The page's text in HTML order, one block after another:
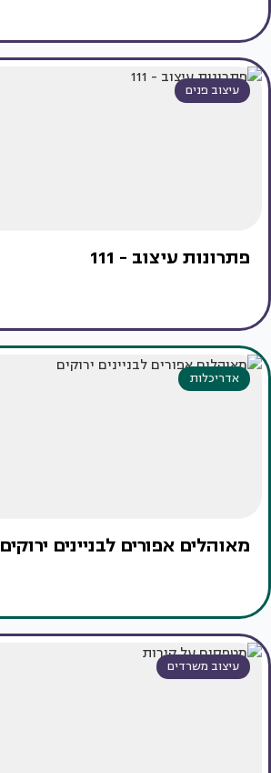
עיצוב פנים
פתרונות עיצוב - 111
אדריכלות
מאוהלים אפורים לבניינים ירוקים
עיצוב משרדים